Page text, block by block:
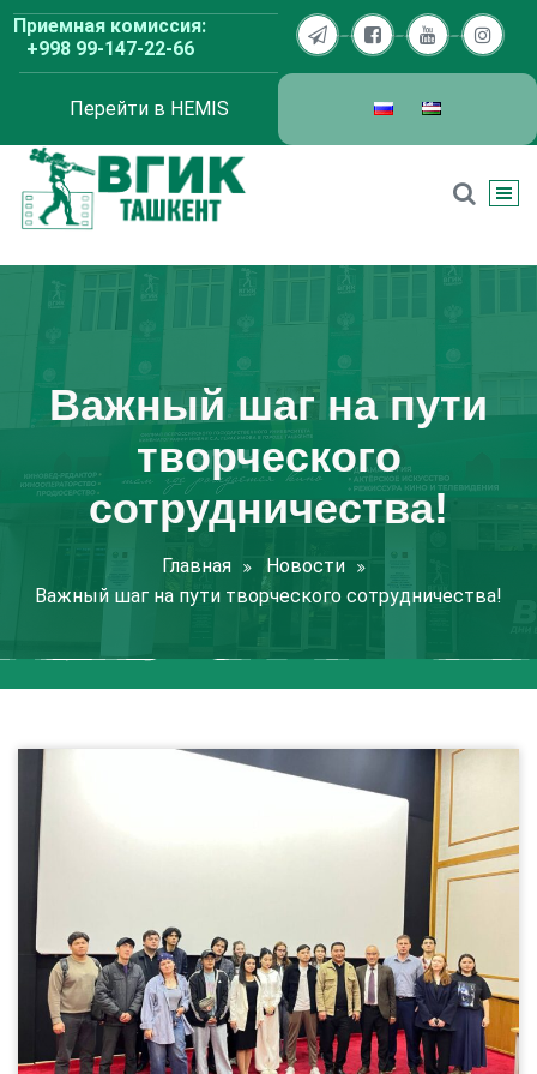
Перейти
содержимому
Приемная комиссия:
+998 99-147-22-66
Перейти в HEMIS
Важный шаг на пути
творческого
сотрудничества!
Главная
Новости
Важный шаг на пути творческого сотрудничества!